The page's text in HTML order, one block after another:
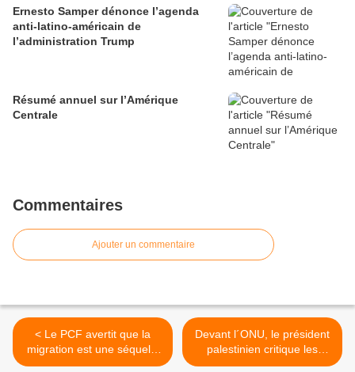
Ernesto Samper dénonce l’agenda
anti-latino-américain de
l’administration Trump
Résumé annuel sur l’Amérique
Centrale
Commentaires
Ajouter un commentaire
< Le PCF avertit que la
migration est une séquelle
des guerres et du pillage
Devant l´ONU, le président
palestinien critique les
actions d’Israël >